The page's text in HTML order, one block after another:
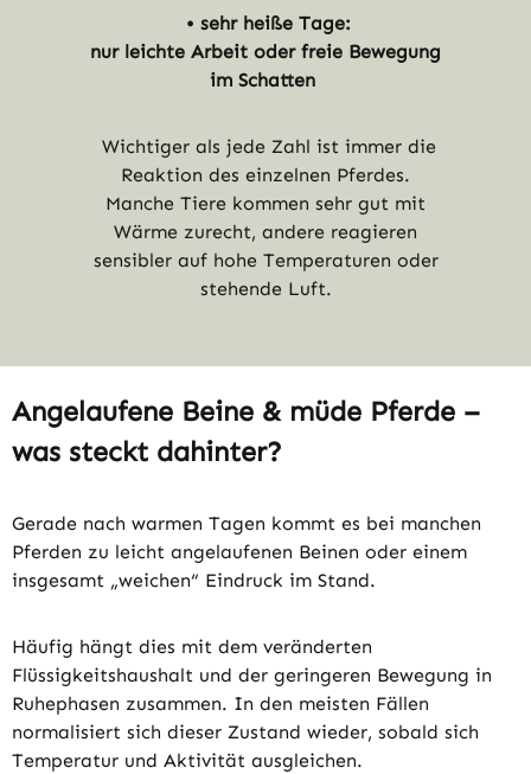
• sehr heiße Tage:
nur leichte Arbeit oder freie Bewegung
im Schatten
Wichtiger als jede Zahl ist immer die
Reaktion des einzelnen Pferdes.
Manche Tiere kommen sehr gut mit
Wärme zurecht, andere reagieren
sensibler auf hohe Temperaturen oder
stehende Luft.
Angelaufene Beine & müde Pferde –
was steckt dahinter?
Gerade nach warmen Tagen kommt es bei manchen
Pferden zu leicht angelaufenen Beinen oder einem
insgesamt „weichen“ Eindruck im Stand.
Häufig hängt dies mit dem veränderten
Flüssigkeitshaushalt und der geringeren Bewegung in
Ruhephasen zusammen. In den meisten Fällen
normalisiert sich dieser Zustand wieder, sobald sich
Temperatur und Aktivität ausgleichen.